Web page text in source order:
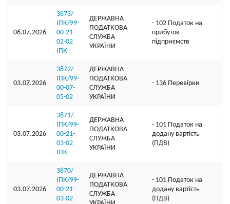
06.07.2026
3873/
ІПК/99-
00-21-
02-02
ІПК
ДЕРЖАВНА
ПОДАТКОВА
СЛУЖБА
УКРАЇНИ
- 102 Податок на
прибуток
підприємств
03.07.2026
3872/
ІПК/99-
00-07-
05-02
ДЕРЖАВНА
ПОДАТКОВА
СЛУЖБА
УКРАЇНИ
- 136 Перевірки
03.07.2026
3871/
ІПК/99-
00-21-
03-02
ІПК
ДЕРЖАВНА
ПОДАТКОВА
СЛУЖБА
УКРАЇНИ
- 101 Податок на
додану вартість
(ПДВ)
03.07.2026
3870/
ІПК/99-
00-21-
03-02
ДЕРЖАВНА
ПОДАТКОВА
СЛУЖБА
- 101 Податок на
додану вартість
(ПДВ)